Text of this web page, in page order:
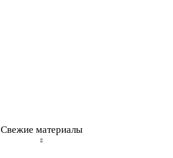
Свежие материалы